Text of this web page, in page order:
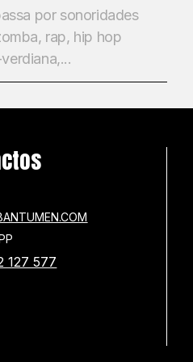
por sonoridades
rap, hip hop
127 577